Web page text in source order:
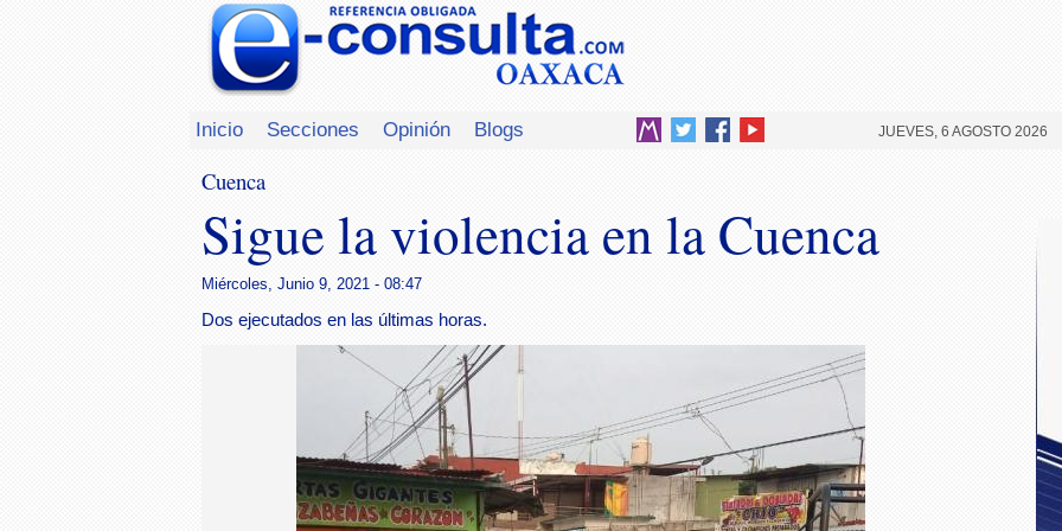
Inicio Secciones Opinión Blogs JUEVES, 6 AGOSTO 2026
Cuenca
Sigue la violencia en la Cuenca
Miércoles, Junio 9, 2021 - 08:47
Dos ejecutados en las últimas horas.